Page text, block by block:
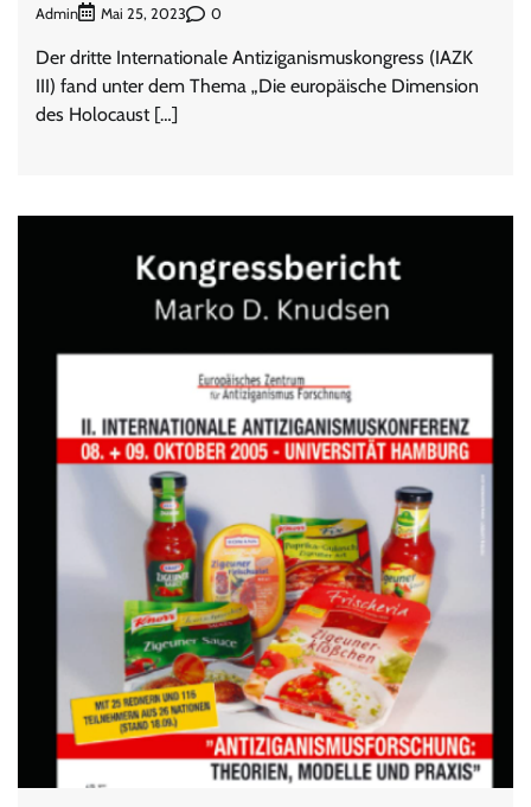
Admin Mai 25, 2023 0
Der dritte Internationale Antiziganismuskongress (IAZK
III) fand unter dem Thema „Die europäische Dimension
des Holocaust […]